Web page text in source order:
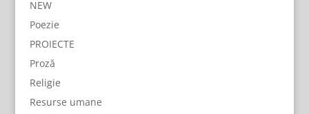
NEW
Poezie
PROIECTE
Proză
Religie
Resurse umane